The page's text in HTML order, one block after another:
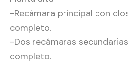
-Recámara principal con
completo.
-Dos recámaras
completo.